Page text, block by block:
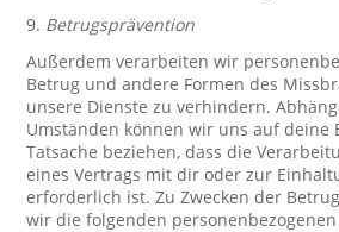
9. Betrugsprävention
Außerdem verarbeiten wir
Betrug und andere Formen des
unsere Dienste zu verhindern.
Umständen können wir uns auf deine
Tatsache beziehen, dass die
eines Vertrags mit dir oder zur
erforderlich ist. Zu Zwecken der
wir die folgenden